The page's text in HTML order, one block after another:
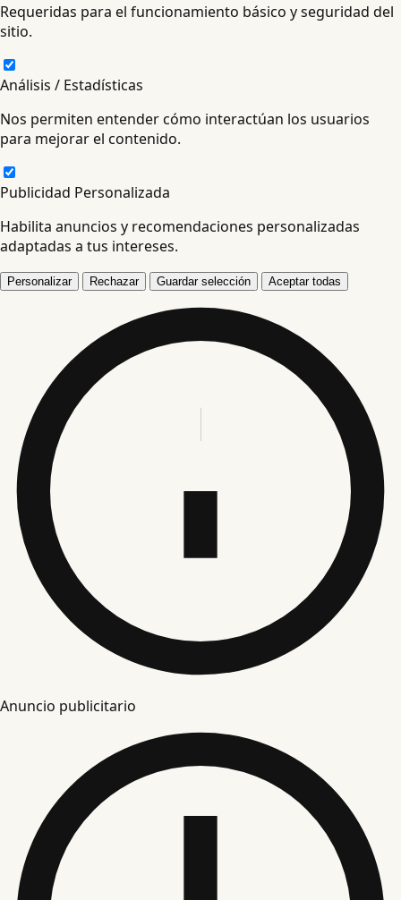
Requeridas para el funcionamiento básico y seguridad del
sitio.
Análisis / Estadísticas
Nos permiten entender cómo interactúan los usuarios
para mejorar el contenido.
Publicidad Personalizada
Habilita anuncios y recomendaciones personalizadas
adaptadas a tus intereses.
Personalizar Rechazar Guardar selección Aceptar todas
Anuncio publicitario